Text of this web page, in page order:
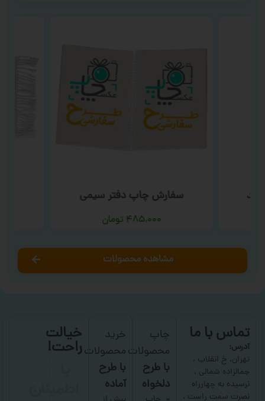
سفارش چاپ دفتر سیمی
۴۸۵,۰۰۰ تومان
مشاهده محصولات
تماس با ما
آدرس:
تهران، خ انقلاب ،
جمالزاده شمالی ،
نرسیده به چهارراه
نصرت سمت راست ،
چاپ
محصولات
با طرح
دلخواه
خرید
محصولات
با طرح
آماده
خیالت
راحت!